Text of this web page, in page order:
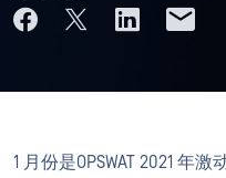
1 月份是OPSWAT 2021 年